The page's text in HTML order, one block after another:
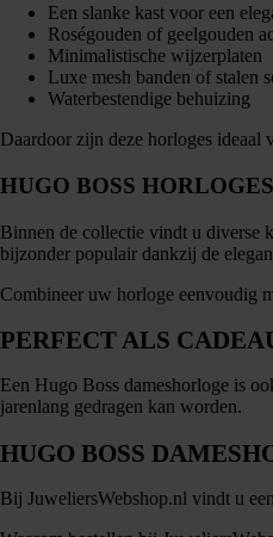
Een slanke kast voor een
Roségouden of geelgouden
Minimalistische wijzerplaten
Luxe mesh banden of stalen
Waterbestendige behuizing
Daardoor zijn deze horloges ideaal
HUGO BOSS
Binnen de collectie vindt u diverse
bijzonder populair dankzij de
Combineer uw horloge eenvoudig
PERFECT ALS
Een Hugo Boss dameshorloge is
jarenlang gedragen kan worden.
HUGO BOSS
Bij JuweliersWebshop.nl vindt u